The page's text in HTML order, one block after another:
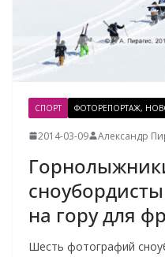
СПОРТ ФОТОРЕПОРТАЖ,
2014-03-09 Александр
на гору для
Шесть фотографий